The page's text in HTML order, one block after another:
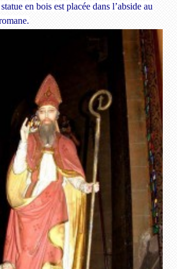
en bois est placée dans l’abside au